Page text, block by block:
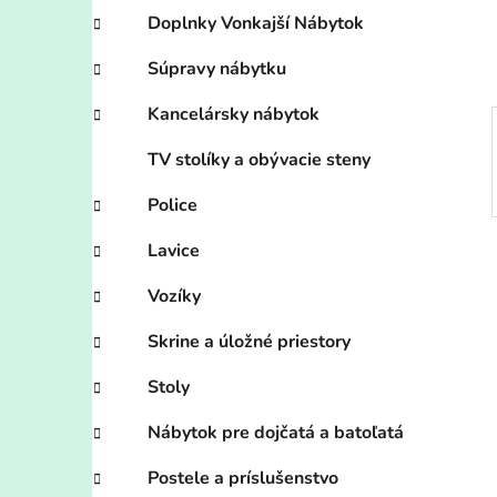
l
Doplnky Vonkajší Nábytok
Súpravy nábytku
Kancelársky nábytok
TV stolíky a obývacie steny
Police
Lavice
Vozíky
Skrine a úložné priestory
Stoly
Nábytok pre dojčatá a batoľatá
Postele a príslušenstvo